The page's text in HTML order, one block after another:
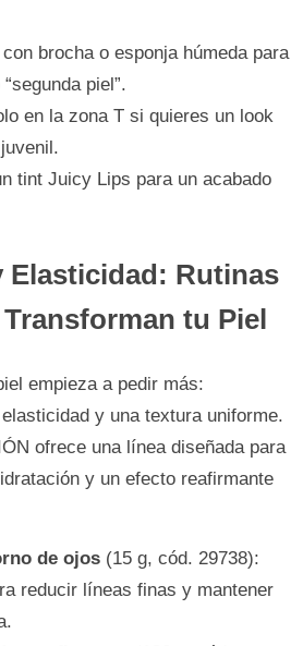
brocha o esponja húmeda para
piel”.
en la zona T si quieres un look
tint Juicy Lips para un acabado
Elasticidad: Rutinas
tu Piel
empieza a pedir más:
y una textura uniforme.
ofrece una línea diseñada para
y un efecto reafirmante
de ojos (15 g, cód. 29738):
reducir líneas finas y mantener